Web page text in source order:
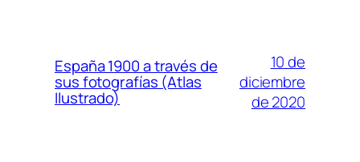
España 1900 a través de
sus fotografías (Atlas
Ilustrado)
10 de
diciembre
de 2020